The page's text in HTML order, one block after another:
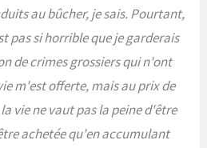
au bûcher, je sais. Pourtant,
pas si horrible que je garderais
de crimes grossiers qui n'ont
m'est offerte, mais au prix de
vie ne vaut pas la peine d'être
achetée qu'en accumulant